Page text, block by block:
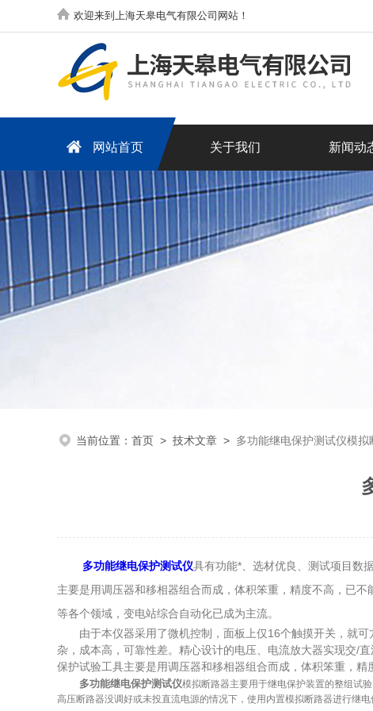
欢迎来到上海天皋电气有限公司网站！
网站首页 关于我们 新闻动
当前位置： 首页 > 技术文章 > 多功能继电保护测试仪模拟
多功能继电保护测试仪具有功能*、选材优良、测试项目数
主要是用调压器和移相器组合而成，体积笨重，精度不高，已
等各个领域，变电站综合自动化已成为主流。
由于本仪器采用了微机控制，面板上仅16个触摸开关，就可
杂，成本高，可靠性差。精心设计的电压、电流放大器实现交/
保护试验工具主要是用调压器和移相器组合而成，体积笨重，精
多功能继电保护测试仪模拟断路器主要用于继电保护装置的整组试
高压断路器没调好或未投直流电源的情况下，使用内置模拟断路器进行继